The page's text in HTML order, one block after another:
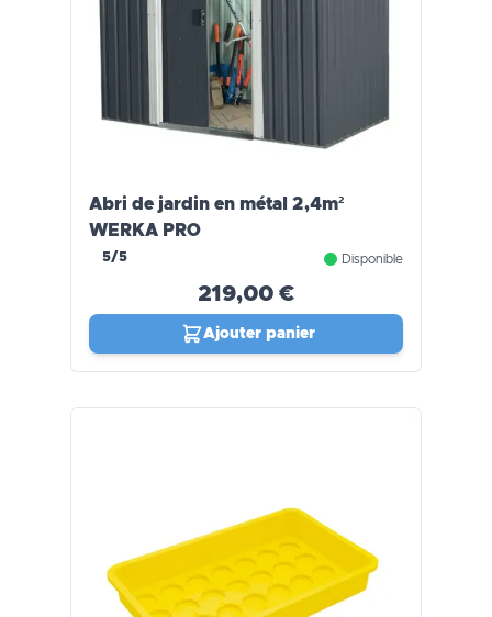
Abri de jardin en métal 2,4m²
WERKA PRO
5/5 Disponible
219,00 €
Ajouter panier